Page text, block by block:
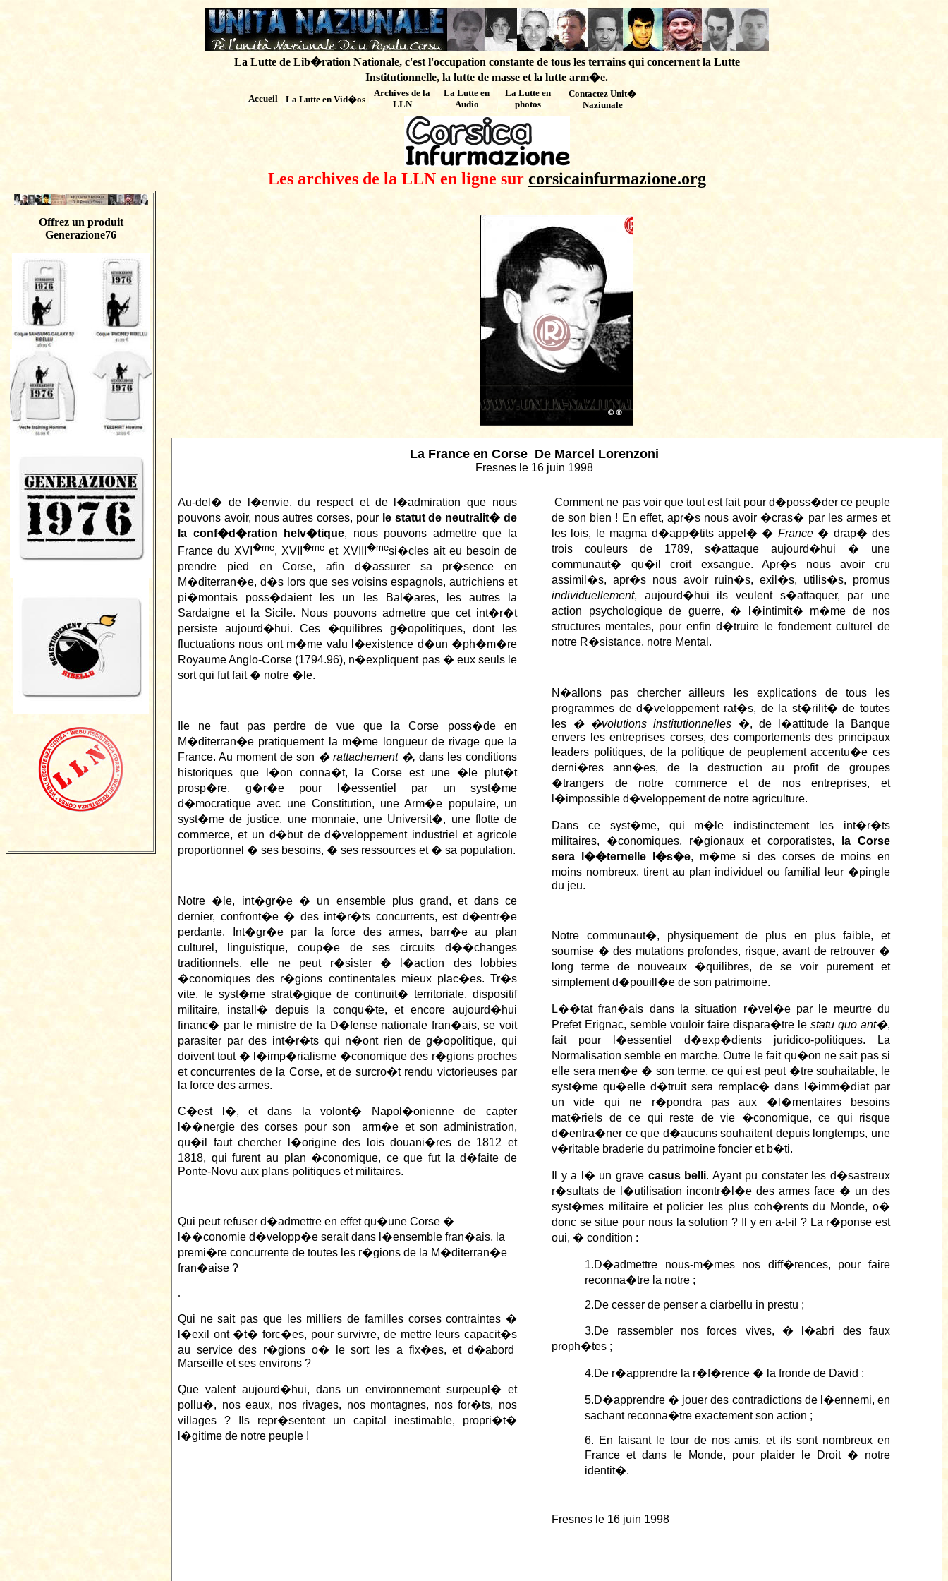
La Lutte de Lib�ration Nationale, c'est l'occupation constante de tous les terrains qui concernent la Lutte
Institutionnelle, la lutte de masse et la lutte arm�e.
Accueil La Lutte en Vid�os
Archives de la
LLN
La Lutte en
Audio
La Lutte en
photos
Contactez Unit�
Naziunale
Les archives de la LLN en ligne sur corsicainfurmazione.org
Offrez un produit
Generazione76
La France en Corse De Marcel Lorenzoni
Fresnes le 16 juin 1998
Au-del� de l�envie, du respect et de l�admiration que nous
pouvons avoir, nous autres corses, pour le statut de neutralit� de
la conf�d�ration helv�tique, nous pouvons admettre que la
France du XVI�me, XVII�me et XVIII �mesi�cles ait eu besoin de
prendre pied en Corse, afin d�assurer sa pr�sence en
M�diterran�e, d�s lors que ses voisins espagnols, autrichiens et
pi�montais poss�daient les un les Bal�ares, les autres la
Sardaigne et la Sicile. Nous pouvons admettre que cet int�r�t
persiste aujourd�hui. Ces �quilibres g�opolitiques, dont les
fluctuations nous ont m�me valu l�existence d�un �ph�m�re
Royaume Anglo-Corse (1794.96), n�expliquent pas � eux seuls le
sort qui fut fait � notre �le.
Ile ne faut pas perdre de vue que la Corse poss�de en
M�diterran�e pratiquement la m�me longueur de rivage que la
France. Au moment de son � rattachement �, dans les conditions
historiques que l�on conna�t, la Corse est une �le plut�t
prosp�re, g�r�e pour l�essentiel par un syst�me
d�mocratique avec une Constitution, une Arm�e populaire, un
syst�me de justice, une monnaie, une Universit�, une flotte de
commerce, et un d�but de d�veloppement industriel et agricole
proportionnel � ses besoins, � ses ressources et � sa population.
Notre �le, int�gr�e � un ensemble plus grand, et dans ce
dernier, confront�e � des int�r�ts concurrents, est d�entr�e
perdante. Int�gr�e par la force des armes, barr�e au plan
culturel, linguistique, coup�e de ses circuits d��changes
traditionnels, elle ne peut r�sister � l�action des lobbies
�conomiques des r�gions continentales mieux plac�es. Tr�s
vite, le syst�me strat�gique de continuit� territoriale, dispositif
militaire, install� depuis la conqu�te, et encore aujourd�hui
financ� par le ministre de la D�fense nationale fran�ais, se voit
parasiter par des int�r�ts qui n�ont rien de g�opolitique, qui
doivent tout � l�imp�rialisme �conomique des r�gions proches
et concurrentes de la Corse, et de surcro�t rendu victorieuses par
la force des armes.
C�est l�, et dans la volont� Napol�onienne de capter
l��nergie des corses pour son arm�e et son administration,
qu�il faut chercher l�origine des lois douani�res de 1812 et
1818, qui furent au plan �conomique, ce que fut la d�faite de
Ponte-Novu aux plans politiques et militaires.
Qui peut refuser d�admettre en effet qu�une Corse �
l��conomie d�velopp�e serait dans l�ensemble fran�ais, la
premi�re concurrente de toutes les r�gions de la M�diterran�e
fran�aise ?
.
Qui ne sait pas que les milliers de familles corses contraintes �
l�exil ont �t� forc�es, pour survivre, de mettre leurs capacit�s
au service des r�gions o� le sort les a fix�es, et d�abord
Marseille et ses environs ?
Que valent aujourd�hui, dans un environnement surpeupl� et
pollu�, nos eaux, nos rivages, nos montagnes, nos for�ts, nos
villages ? Ils repr�sentent un capital inestimable, propri�t�
l�gitime de notre peuple !
Comment ne pas voir que tout est fait pour d�poss�der ce peuple
de son bien ! En effet, apr�s nous avoir �cras� par les armes et
les lois, le magma d�app�tits appel� � France� drap� des
trois couleurs de 1789, s�attaque aujourd�hui � une
communaut� qu�il croit exsangue. Apr�s nous avoir cru
assimil�s, apr�s nous avoir ruin�s, exil�s, utilis�s, promus
individuellement, aujourd�hui ils veulent s�attaquer, par une
action psychologique de guerre, � l�intimit� m�me de nos
structures mentales, pour enfin d�truire le fondement culturel de
notre R�sistance, notre Mental.
N�allons pas chercher ailleurs les explications de tous les
programmes de d�veloppement rat�s, de la st�rilit� de toutes
les
� �volutions institutionnelles �, de l�attitude la Banque
envers les entreprises corses, des comportements des principaux
leaders politiques, de la politique de peuplement accentu�e ces
derni�res ann�es, de la destruction au profit de groupes
�trangers de notre commerce et de nos entreprises, et
l�impossible d�veloppement de notre agriculture.
Dans ce syst�me, qui m�le indistinctement les int�r�ts
militaires, �conomiques, r�gionaux et corporatistes,
la Corse
sera l��ternelle l�s�e, m�me si des corses de moins en
moins nombreux, tirent au plan individuel ou familial leur �pingle
du jeu.
Notre communaut�, physiquement de plus en plus faible, et
soumise � des mutations profondes, risque, avant de retrouver �
long terme de nouveaux �quilibres, de se voir purement et
simplement d�pouill�e de son patrimoine.
L��tat fran�ais dans la situation r�vel�e par le meurtre du
Prefet Erignac, semble vouloir faire dispara�tre le statu quo ant�,
fait pour l�essentiel d�exp�dients juridico-politiques. La
Normalisation semble en marche. Outre le fait qu�on ne sait pas si
elle sera men�e � son terme, ce qui est peut �tre souhaitable, le
syst�me qu�elle d�truit sera remplac� dans l�imm�diat par
un vide qui ne r�pondra pas aux �l�mentaires besoins
mat�riels de ce qui reste de vie �conomique, ce qui risque
d�entra�ner ce que d�aucuns souhaitent depuis longtemps, une
v�ritable braderie du patrimoine foncier et b�ti.
Il y a l� un grave casus belli. Ayant pu constater les d�sastreux
r�sultats de l�utilisation incontr�l�e des armes face � un des
syst�mes militaire et policier les plus coh�rents du Monde, o�
donc se situe pour nous la solution ? Il y en a-t-il ? La r�ponse est
oui, � condition :
1.D�admettre nous-m�mes nos diff�rences, pour faire
reconna�tre la notre ;
2.De cesser de penser a ciarbellu in prestu ;
3.De rassembler nos forces vives, � l�abri des faux
proph�tes ;
4.De r�apprendre la r�f�rence � la fronde de David ;
5.D�apprendre � jouer des contradictions de l�ennemi, en
sachant reconna�tre exactement son action ;
6. En faisant le tour de nos amis, et ils sont nombreux en
France et dans le Monde, pour plaider le Droit � notre
identit�.
Fresnes le 16 juin 1998